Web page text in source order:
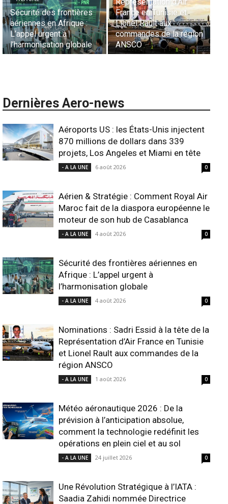
en Tunisie et
aux
de la région
Hands Dinner », une
expérience
gastronomique
internationale
sonore
Diffusion »,
groupe
la
Dernières Aero-news
Aéroports US : les États-Unis injectent
870 millions de dollars dans 339
projets, Los Angeles et Miami en tête
- A LA UNE 6 août 2026 0
Aérien & Stratégie : Comment Royal Air
Maroc fait de la diaspora européenne le
moteur de son hub de Casablanca
- A LA UNE 4 août 2026 0
Sécurité des frontières aériennes en
Afrique : L’appel urgent à
l’harmonisation globale
- A LA UNE 4 août 2026 0
Nominations : Sadri Essid à la tête de la
Représentation d’Air France en Tunisie
et Lionel Rault aux commandes de la
région ANSCO
- A LA UNE 1 août 2026 0
Météo aéronautique 2026 : De la
prévision à l’anticipation absolue,
comment la technologie redéfinit les
opérations en plein ciel et au sol
- A LA UNE 24 juillet 2026 0
Une Révolution Stratégique à l’IATA :
Saadia Zahidi nommée Directrice